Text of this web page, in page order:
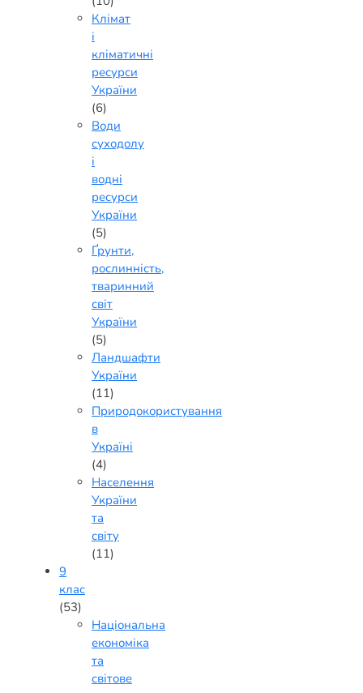
Клімат
і
кліматичні
ресурси
України
(6)
Води
суходолу
і
водні
ресурси
України
(5)
Ґрунти,
рослинність,
тваринний
світ
України
(5)
Ландшафти
України
(11)
Природокористування
в
Україні
(4)
Населення
України
та
світу
(11)
9
клас
(53)
Національна
економіка
та
світове